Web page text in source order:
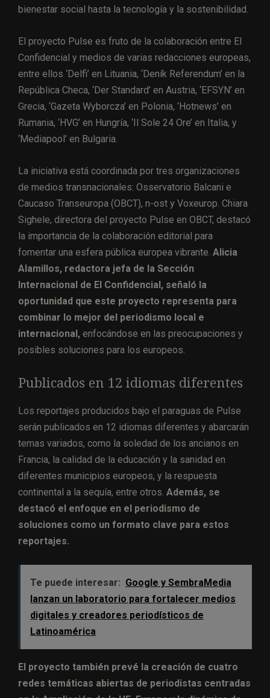
bienestar social hasta la tecnología y la sostenibilidad.
El proyecto Pulse es fruto de la colaboración entre El
Confidencial y medios de varias redacciones europeas,
entre ellos ‘Delfi’ en Lituania, ‘Deník Referendum’ en la
República Checa, ‘Der Standard’ en Austria, ‘EFSYN’ en
Grecia, ‘Gazeta Wyborcza’ en Polonia, ‘Hotnews’ en
Rumania, ‘HVG’ en Hungría, ‘Il Sole 24 Ore’ en Italia, y
‘Mediapool’ en Bulgaria.
La iniciativa está coordinada por tres organizaciones
de medios transnacionales: Osservatorio Balcani e
Caucaso Transeuropa (OBCT), n-ost y Voxeurop. Chiara
Sighele, directora del proyecto Pulse en OBCT, destacó
la importancia de la colaboración editorial para
fomentar una esfera pública europea vibrante. Alicia
Alamillos, redactora jefa de la Sección
Internacional de El Confidencial, señaló la
oportunidad que este proyecto representa para
combinar lo mejor del periodismo local e
internacional, enfocándose en las preocupaciones y
posibles soluciones para los europeos.
Publicados en 12 idiomas diferentes
Los reportajes producidos bajo el paraguas de Pulse
serán publicados en 12 idiomas diferentes y abarcarán
temas variados, como la soledad de los ancianos en
Francia, la calidad de la educación y la sanidad en
diferentes municipios europeos, y la respuesta
continental a la sequía, entre otros. Además, se
destacó el enfoque en el periodismo de
soluciones como un formato clave para estos
reportajes.
Te puede interesar: Google y SembraMedia
lanzan un laboratorio para fortalecer medios
digitales y creadores periodísticos de
Latinoamérica
El proyecto también prevé la creación de cuatro
redes temáticas abiertas de periodistas centradas